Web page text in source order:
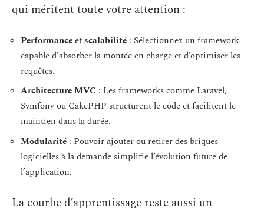
qui méritent toute votre attention :
Performanceetscalabilité : Sélectionnez un framework
capable d’absorber la montée en charge et d’optimiser les
requêtes.
Architecture MVC : Les frameworks comme Laravel,
Symfony ou CakePHP structurent le code et facilitent le
maintien dans la durée.
Modularité : Pouvoir ajouter ou retirer des briques
logicielles à la demande simplifie l’évolution future de
l’application.
La courbe d’apprentissage reste aussi un